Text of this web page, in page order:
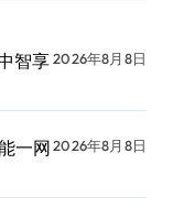
智享2026年8月8日
一网2026年8月8日